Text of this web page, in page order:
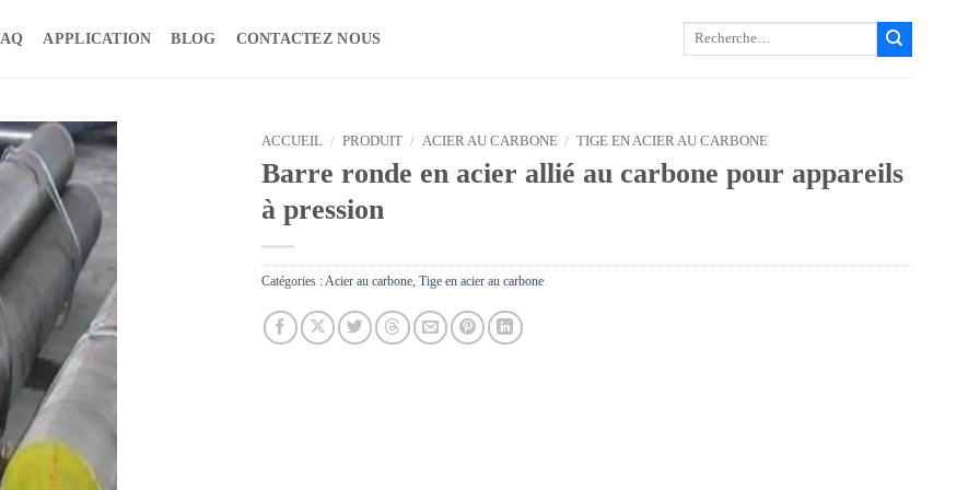
APPLICATION BLOG CONTACTEZ NOUS
Recherche
ACCUEIL / PRODUIT / ACIER AU CARBONE / TIGE EN ACIER AU CARBONE
Barre ronde en acier allié au carbone pour appareils
à pression
Catégories :Acier au carbone, Tige en acier au carbone